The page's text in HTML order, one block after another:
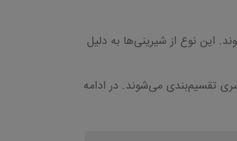
این نوع از شیرینی‌ها به دلیل
تقسیم‌بندی می‌شوند. در ادامه